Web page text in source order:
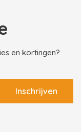
en kortingen?
Inschrijven